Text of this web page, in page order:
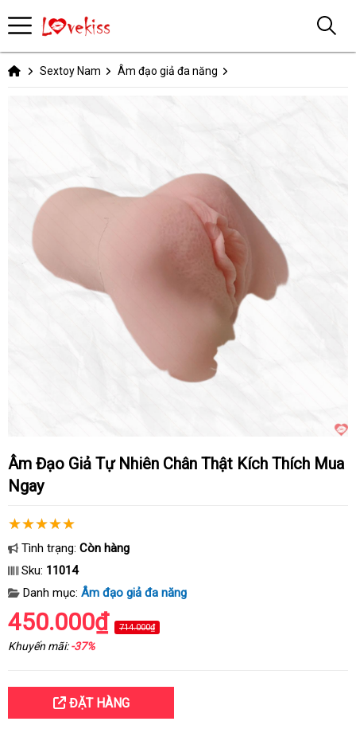
Sextoy Nam Âm đạo giả đa năng
Âm Đạo Giả Tự Nhiên Chân Thật Kích Thích Mua
Ngay
Tình trạng: Còn hàng
Sku: 11014
Danh mục: Âm đạo giả đa năng
450.000₫ 714.000₫
Khuyến mãi:-37%
ĐẶT HÀNG